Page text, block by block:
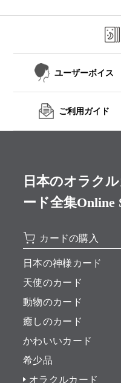
ユーザーボイス
ご利用ガイド
日本のオラク
ード全集Online
カードの購入
日本の神様カード
天使のカード
動物のカード
癒しのカード
かわいいカード
希少品
オラクルカード